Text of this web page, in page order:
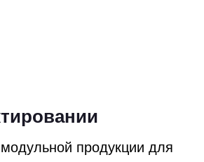
продукции для